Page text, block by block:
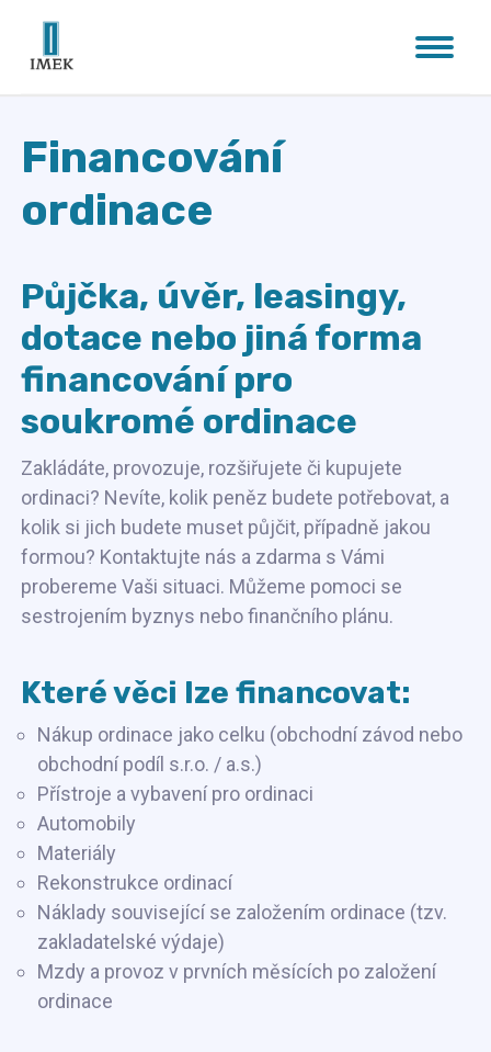
Financování
ordinace
Půjčka, úvěr, leasingy,
dotace nebo jiná forma
financování pro
soukromé ordinace
Zakládáte, provozuje, rozšiřujete či kupujete
ordinaci? Nevíte, kolik peněz budete potřebovat, a
kolik si jich budete muset půjčit, případně jakou
formou? Kontaktujte nás a zdarma s Vámi
probereme Vaši situaci. Můžeme pomoci se
sestrojením byznys nebo finančního plánu.
Které věci lze financovat:
Nákup ordinace jako celku (obchodní závod nebo
obchodní podíl s.r.o. / a.s.)
Přístroje a vybavení pro ordinaci
Automobily
Materiály
Rekonstrukce ordinací
Náklady související se založením ordinace (tzv.
zakladatelské výdaje)
Mzdy a provoz v prvních měsících po založení
ordinace